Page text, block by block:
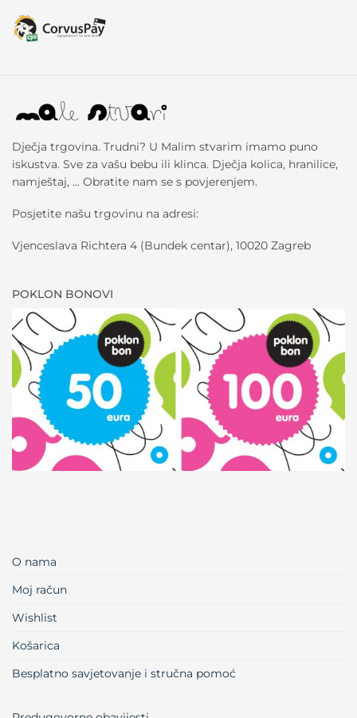
Dječja trgovina. Trudni? U Malim stvarim imamo puno
iskustva. Sve za vašu bebu ili klinca. Dječja kolica, hranilice,
namještaj, … Obratite nam se s povjerenjem.
Posjetite našu trgovinu na adresi:
Vjenceslava Richtera 4 (Bundek centar), 10020 Zagreb
POKLON BONOVI
O nama
Moj račun
Wishlist
Košarica
Besplatno savjetovanje i stručna pomoć